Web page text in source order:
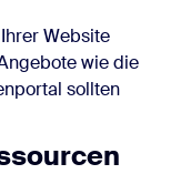
Website
wie die
sollten